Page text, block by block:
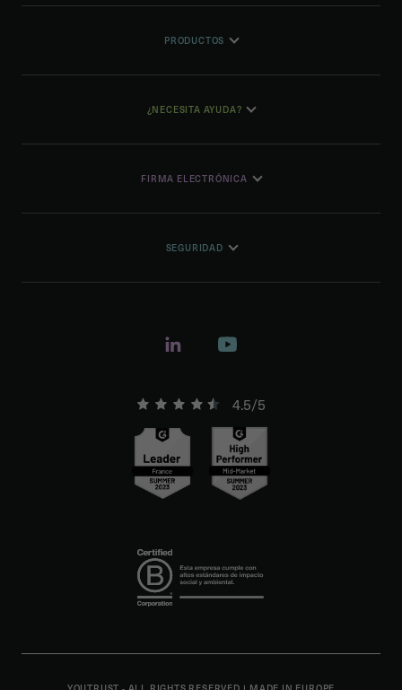
PRODUCTOS
¿NECESITA AYUDA?
FIRMA ELECTRÓNICA
SEGURIDAD
4.5/5